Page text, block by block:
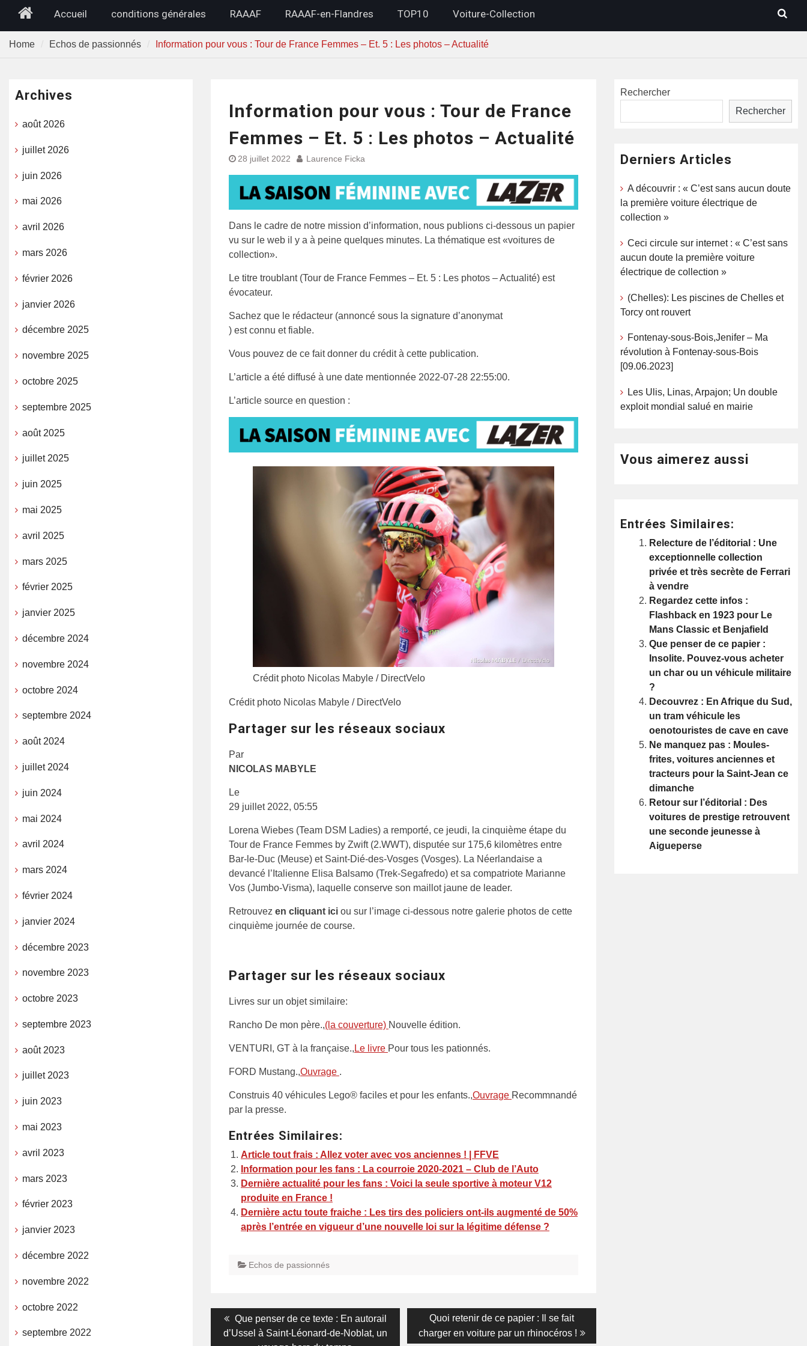
HomeAccueil conditions générales RAAAF RAAAF-en-Flandres TOP10 Voiture-Collection
Home Echos de passionnés Information pour vous : Tour de France Femmes – Et. 5 : Les photos – Actualité
Information pour vous : Tour de France
Femmes – Et. 5 : Les photos – Actualité
28 juillet 2022 Laurence Ficka
Dans le cadre de notre mission d’information, nous publions ci-dessous un papier
vu sur le web il y a à peine quelques minutes. La thématique est «voitures de
collection».
Le titre troublant (Tour de France Femmes – Et. 5 : Les photos – Actualité) est
évocateur.
Sachez que le rédacteur (annoncé sous la signature d’anonymat
) est connu et fiable.
Vous pouvez de ce fait donner du crédit à cette publication.
L’article a été diffusé à une date mentionnée 2022-07-28 22:55:00.
L’article source en question :
Crédit photo Nicolas Mabyle / DirectVelo
Crédit photo Nicolas Mabyle / DirectVelo
Partager sur les réseaux sociaux
Par
NICOLAS MABYLE
Le
29 juillet 2022, 05:55
Lorena Wiebes (Team DSM Ladies) a remporté, ce jeudi, la cinquième étape du
Tour de France Femmes by Zwift (2.WWT), disputée sur 175,6 kilomètres entre
Bar-le-Duc (Meuse) et Saint-Dié-des-Vosges (Vosges). La Néerlandaise a
devancé l’Italienne Elisa Balsamo (Trek-Segafredo) et sa compatriote Marianne
Vos (Jumbo-Visma), laquelle conserve son maillot jaune de leader.
Retrouvez en cliquant ici ou sur l’image ci-dessous notre galerie photos de cette
cinquième journée de course.
Partager sur les réseaux sociaux
Livres sur un objet similaire:
Rancho De mon père.,(la couverture) Nouvelle édition.
VENTURI, GT à la française., Le livre Pour tous les pationnés.
FORD Mustang.,Ouvrage .
Construis 40 véhicules Lego® faciles et pour les enfants.,Ouvrage Recommnandé
par la presse.
Entrées Similaires:
Article tout frais : Allez voter avec vos anciennes ! | FFVE
Information pour les fans : La courroie 2020-2021 – Club de l’Auto
Dernière actualité pour les fans : Voici la seule sportive à moteur V12
produite en France !
Dernière actu toute fraiche : Les tirs des policiers ont-ils augmenté de 50%
après l’entrée en vigueur d’une nouvelle loi sur la légitime défense ?
Echos de passionnés
Navigation
de
Previous
post:
Que penser de ce texte : En autorail
d’Ussel à Saint-Léonard-de-Noblat, un
Next
post:
Quoi retenir de ce papier : Il se fait
charger en voiture par un rhinocéros !
Rechercher
Rechercher
Derniers Articles
A découvrir : « C’est sans aucun doute
la première voiture électrique de
collection »
Ceci circule sur internet : « C’est sans
aucun doute la première voiture
électrique de collection »
(Chelles): Les piscines de Chelles et
Torcy ont rouvert
Fontenay-sous-Bois,Jenifer – Ma
révolution à Fontenay-sous-Bois
[09.06.2023]
Les Ulis, Linas, Arpajon; Un double
exploit mondial salué en mairie
Vous aimerez aussi
Entrées Similaires:
Relecture de l’éditorial : Une
exceptionnelle collection
privée et très secrète de Ferrari
à vendre
Regardez cette infos :
Flashback en 1923 pour Le
Mans Classic et Benjafield
Que penser de ce papier :
Insolite. Pouvez-vous acheter
un char ou un véhicule militaire
?
Decouvrez : En Afrique du Sud,
un tram véhicule les
oenotouristes de cave en cave
Ne manquez pas : Moules-
frites, voitures anciennes et
tracteurs pour la Saint-Jean ce
dimanche
Retour sur l’éditorial : Des
voitures de prestige retrouvent
une seconde jeunesse à
Aigueperse
Archives
août 2026
juillet 2026
juin 2026
mai 2026
avril 2026
mars 2026
février 2026
janvier 2026
décembre 2025
novembre 2025
octobre 2025
septembre 2025
août 2025
juillet 2025
juin 2025
mai 2025
avril 2025
mars 2025
février 2025
janvier 2025
décembre 2024
novembre 2024
octobre 2024
septembre 2024
août 2024
juillet 2024
juin 2024
mai 2024
avril 2024
mars 2024
février 2024
janvier 2024
décembre 2023
novembre 2023
octobre 2023
septembre 2023
août 2023
juillet 2023
juin 2023
mai 2023
avril 2023
mars 2023
février 2023
janvier 2023
décembre 2022
novembre 2022
octobre 2022
septembre 2022